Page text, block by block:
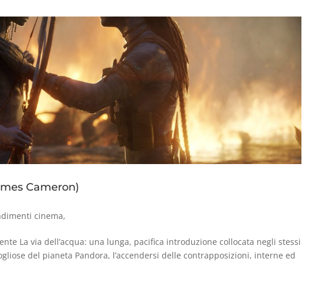
Cameron)
cinema,
La via dell’acqua: una lunga, pacifica introduzione collocata negli stessi
del pianeta Pandora, l’accendersi delle contrapposizioni, interne ed